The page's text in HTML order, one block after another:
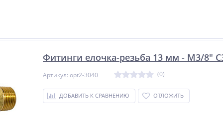
ХИТ
ХИТ
ХИТ
Фитинги елочка-резьба 13 мм - M3/8"
Артикул: opt2-3040 (0)
ДОБАВИТЬ К СРАВНЕНИЮ ОТЛОЖИТЬ